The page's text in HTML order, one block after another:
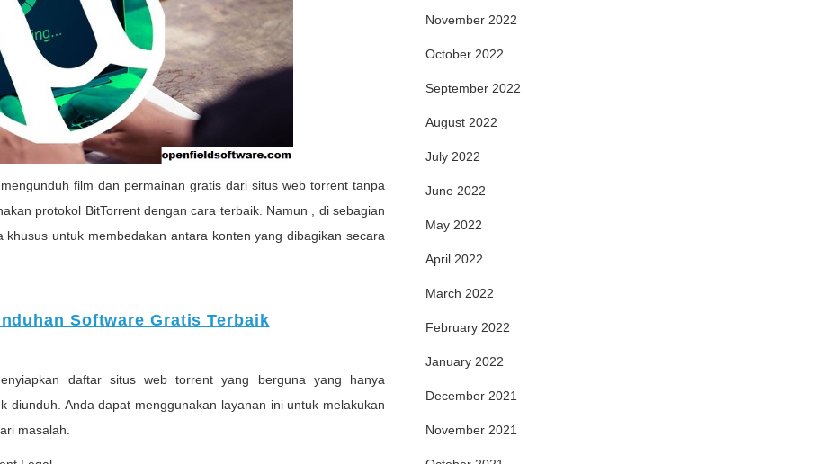
film dan permainan gratis dari situs web torrent tanpa
protokol BitTorrent dengan cara terbaik. Namun , di sebagian
untuk membedakan antara konten yang dibagikan secara
Software Gratis Terbaik
daftar situs web torrent yang berguna yang hanya
diunduh. Anda dapat menggunakan layanan ini untuk melakukan
masalah.
November 2022
October 2022
September 2022
August 2022
July 2022
June 2022
May 2022
April 2022
March 2022
February 2022
January 2022
December 2021
November 2021